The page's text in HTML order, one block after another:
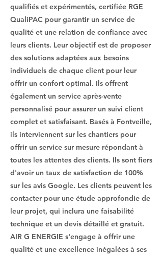
qualifiés et expérimentés, certifiée RGE
QualiPAC pour garantir un service de
qualité et une relation de confiance avec
leurs clients. Leur objectif est de proposer
des solutions adaptées aux besoins
individuels de chaque client pour leur
offrir un confort optimal. Ils offrent
également un service après-vente
personnalisé pour assurer un suivi client
complet et satisfaisant. Basés à Fontveille,
ils interviennent sur les chantiers pour
offrir un service sur mesure répondant à
toutes les attentes des clients. Ils sont fiers
d'avoir un taux de satisfaction de 100%
sur les avis Google. Les clients peuvent les
contacter pour une étude approfondie de
leur projet, qui inclura une faisabilité
technique et un devis détaillé et gratuit.
AIR G ENERGIE s'engage à offrir une
qualité et une excellence inégalées à ses